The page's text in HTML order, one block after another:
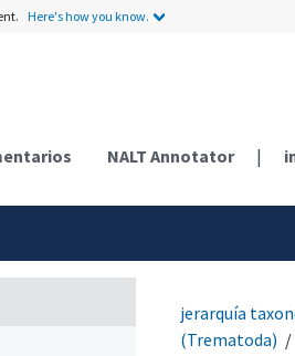
Here's how you know.
NALT Annotator |
jerarquía
(Trematoda)